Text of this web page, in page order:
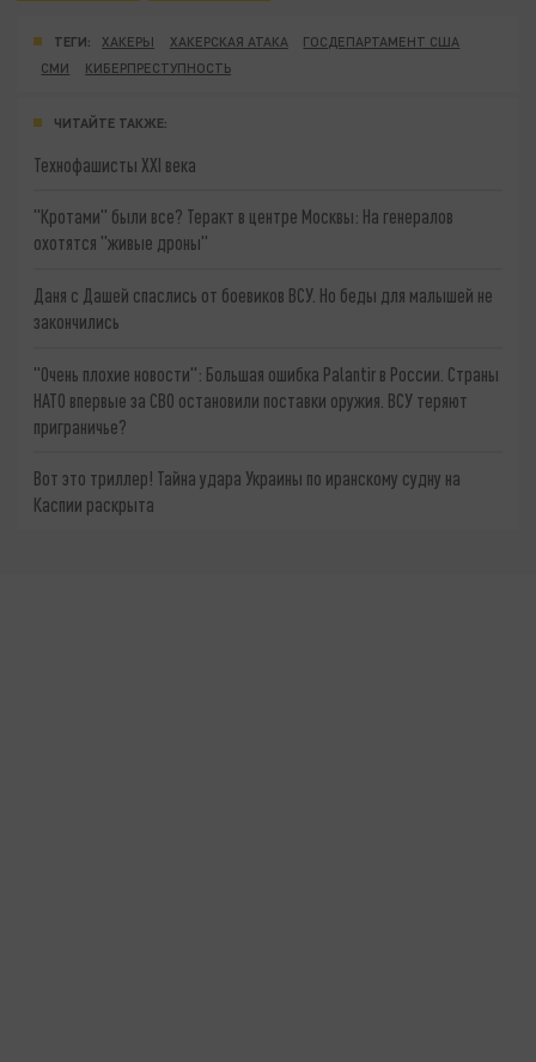
ТЕГИ: ХАКЕРЫ ХАКЕРСКАЯ АТАКА
ГОСДЕПАРТАМЕНТ США
СМИ
КИБЕРПРЕСТУПНОСТЬ
ЧИТАЙТЕ ТАКЖЕ:
Технофашисты XXI века
"Кротами" были все? Теракт в центре Москвы: На генералов
охотятся "живые дроны"
Даня с Дашей спаслись от боевиков ВСУ. Но беды для малышей не
закончились
"Очень плохие новости": Большая ошибка Palantir в России. Страны
НАТО впервые за СВО остановили поставки оружия. ВСУ теряют
приграничье?
Вот это триллер! Тайна удара Украины по иранскому судну на
Каспии раскрыта